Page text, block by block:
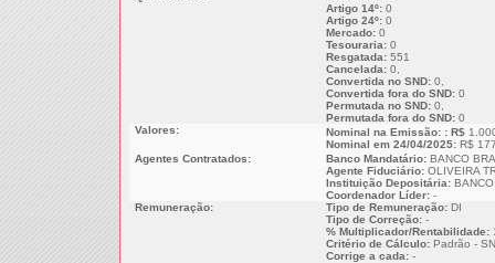
Artigo 14º:0
Artigo 24º:0
Mercado:0
Tesouraria:0
Resgatada:551
Cancelada:0,
Convertida no SND:0,
Convertida fora do SND:0
Permutada no SND:0,
Permutada fora do SND:0
Valores:
Nominal na Emissão: : R$
Nominal em 24/04/2025:R$
Agentes Contratados:
Banco Mandatário:BANCO
Agente Fiduciário:OLIVEIRA
Instituição Depositária:BANCO
Coordenador Líder:-
Remuneração:
Tipo de Remuneração:DI
Tipo de Correção:-
% Multiplicador/Rentabilidade:
Critério de Cálculo:Padrão -
Corrige a cada:-